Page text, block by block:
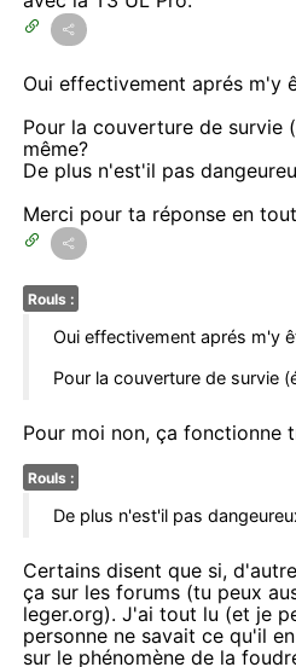
Oui effectivement aprés m'y
Pour la couverture de survie
même?
De plus n'est'il pas
Merci pour ta réponse en
Rouls :
Oui effectivement aprés m'y
Pour la couverture de survie
Pour moi non, ça fonctionne
Rouls :
De plus n'est'il pas
Certains disent que si,
ça sur les forums (tu peux
leger.org). J'ai tout lu (et je
personne ne savait ce qu'il
sur le phénomène de la